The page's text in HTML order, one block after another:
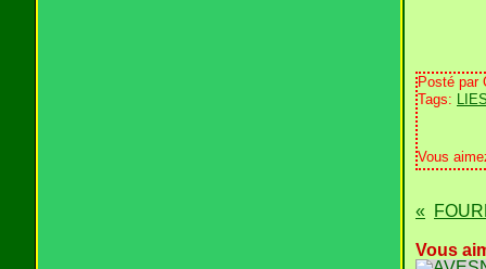
Posté par
Tags:
Vous
Vous